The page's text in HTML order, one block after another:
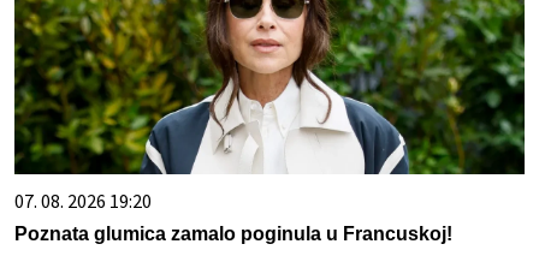
07. 08. 2026 19:20
Poznata glumica zamalo poginula u Francuskoj!